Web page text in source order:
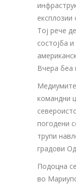
експлозии
Тој рече
состојба
Вчера беа
командни
погодени
трупи
градови
Подоцна
во